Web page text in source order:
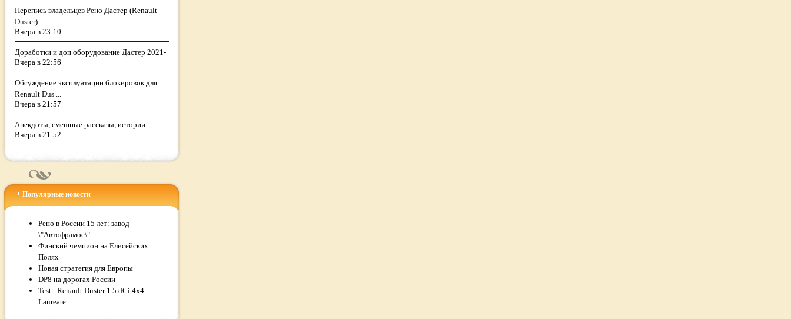
Перепись владельцев Рено Дастер (Renault
Duster)
Вчера в 23:10
Доработки и доп оборудование Дастер 2021-
Вчера в 22:56
Обсуждение эксплуатации блокировок для
Renault Dus ...
Вчера в 21:57
Анекдоты, смешные рассказы, истории.
Вчера в 21:52
Популярные новости
Рено в России 15 лет: завод
\"Автофрамос\".
Финский чемпион на Елисейских
Полях
Новая стратегия для Европы
DP8 на дорогах России
Test - Renault Duster 1.5 dCi 4x4
Laureate